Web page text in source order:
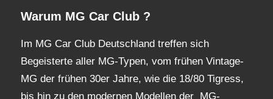
Warum MG Car Club ?
Im MG Car Club Deutschland treffen sich
Begeisterte aller MG-Typen, vom frühen Vintage-
MG der frühen 30er Jahre, wie die 18/80 Tigress,
bis hin zu den modernen Modellen der MG-